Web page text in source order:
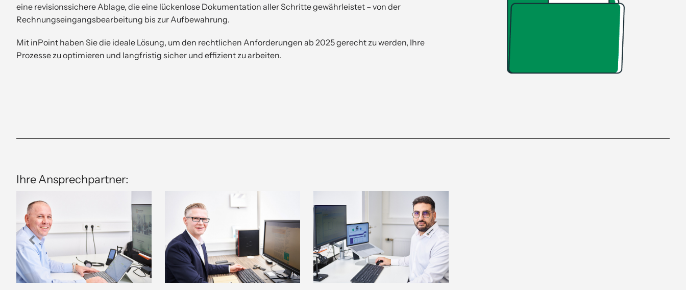
eine revisionssichere Ablage, die eine lückenlose Dokumentation aller Schritte gewährleistet – von der
Rechnungseingangsbearbeitung bis zur Aufbewahrung.
Mit inPoint haben Sie die ideale Lösung, um den rechtlichen Anforderungen ab 2025 gerecht zu werden, Ihre
Prozesse zu optimieren und langfristig sicher und effizient zu arbeiten.
Ihre Ansprechpartner: